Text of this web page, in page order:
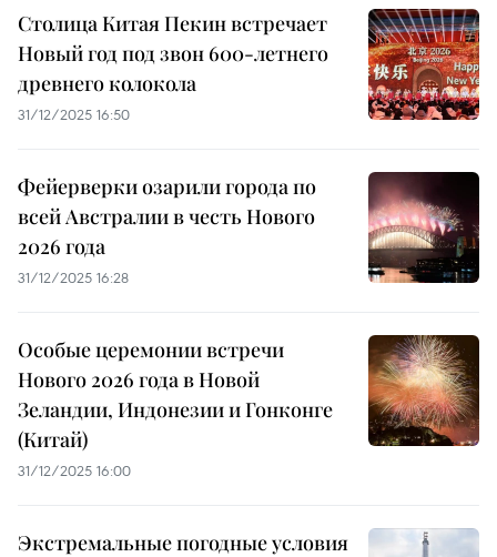
Столица Китая Пекин встречает
Новый год под звон 600-летнего
древнего колокола
31/12/2025 16:50
Фейерверки озарили города по
всей Австралии в честь Нового
2026 года
31/12/2025 16:28
Особые церемонии встречи
Нового 2026 года в Новой
Зеландии, Индонезии и Гонконге
(Китай)
31/12/2025 16:00
Экстремальные погодные условия